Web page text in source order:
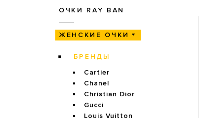
ОЧКИ RAY BAN
ЖЕНСКИЕ ОЧКИ
БРЕНДЫ
Cartier
Chanel
Christian Dior
Gucci
Louis Vuitton